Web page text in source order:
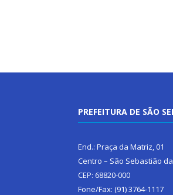
PREFEITURA DE SÃO
End.: Praça da Matriz, 01
Centro – São Sebastião
CEP: 68820-000
Fone/Fax: (91) 3764-1117